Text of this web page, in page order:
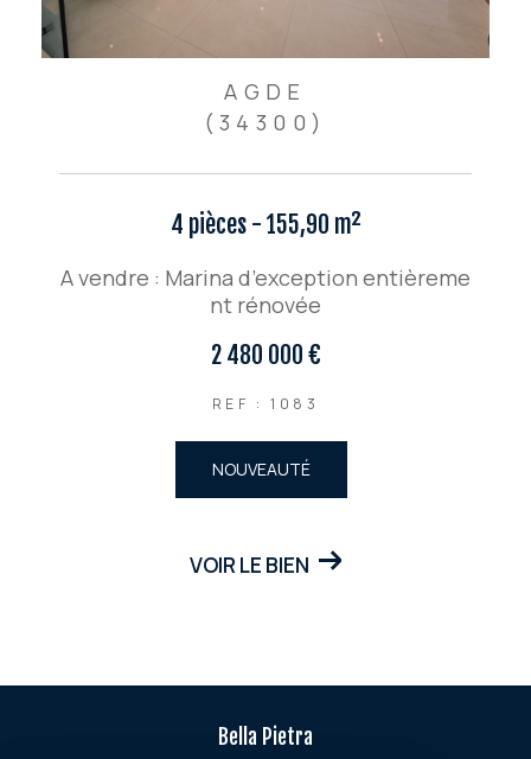
AGDE
(34300)
4 pièces - 155,90 m²
A vendre : Marina d’exception entièreme
nt rénovée
2 480 000 €
REF : 1083
NOUVEAUTÉ
VOIR LE BIEN
Bella Pietra